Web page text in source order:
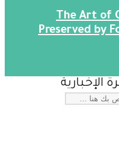
The Art of
Preserved by
الإخبارية